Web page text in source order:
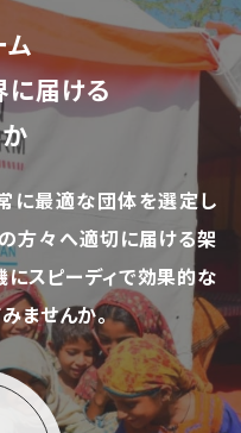
ム
届ける
に最適な団体を選定し
方々へ適切に届ける架
スピーディで効果的な
ませんか。